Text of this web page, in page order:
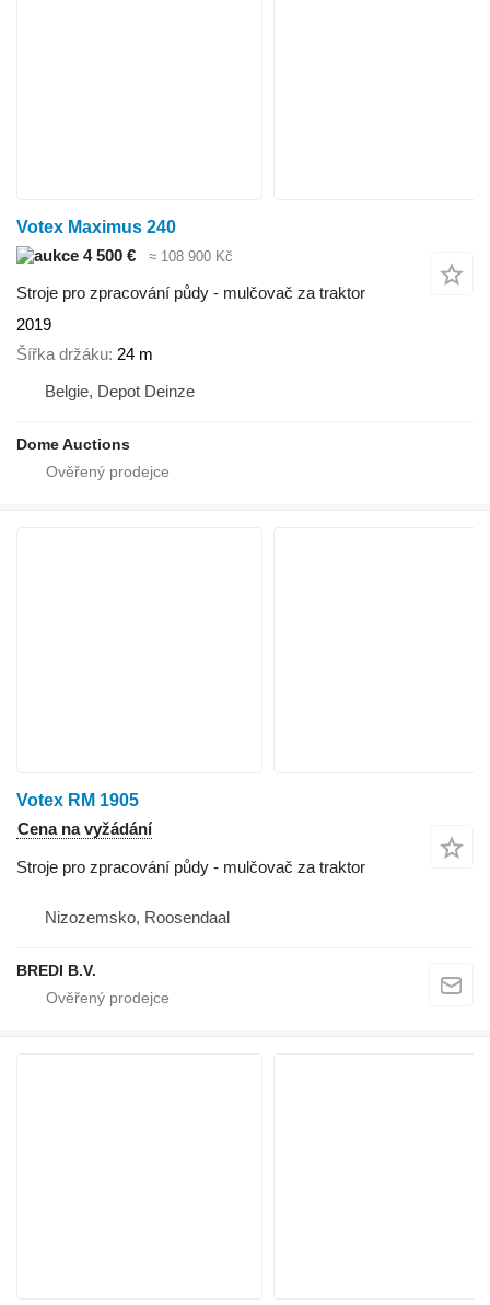
Votex Maximus 240
4 500 €
≈ 108 900 Kč
Stroje pro zpracování půdy - mulčovač za traktor
2019
Šířka držáku 24 m
Belgie, Depot Deinze
Dome Auctions
Votex RM 1905
Cena na vyžádání
Stroje pro zpracování půdy - mulčovač za traktor
Nizozemsko, Roosendaal
BREDI B.V.